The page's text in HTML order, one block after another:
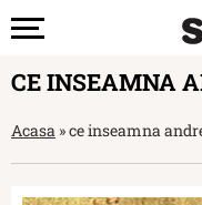
CE INSEAMNA
Acasa »ce inseamna